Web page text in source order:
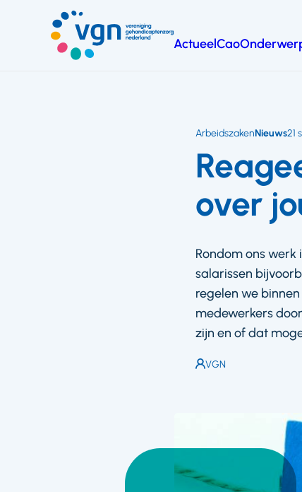
hoofdinhoud
ActueelCao
over
ArbeidszakenNieuws21
Rondom ons werk
salarissen
regelen we
medewerkers
zijn en of dat
Auteur:
VGN